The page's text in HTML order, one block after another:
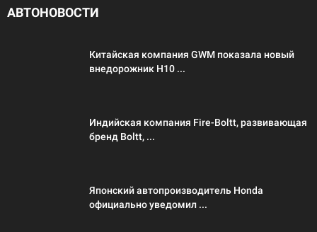
АВТОНОВОСТИ
Китайская компания GWM показала новый
внедорожник H10 ...
Индийская компания Fire-Boltt, развивающая
бренд Boltt, ...
Японский автопроизводитель Honda
официально уведомил ...